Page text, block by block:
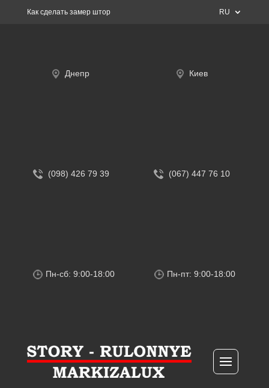
Как сделать замер штор RU
Днепр
(098) 426 79 39
Пн-сб: 9:00-18:00
Киев
(067) 447 76 10
Пн-пт: 9:00-18:00